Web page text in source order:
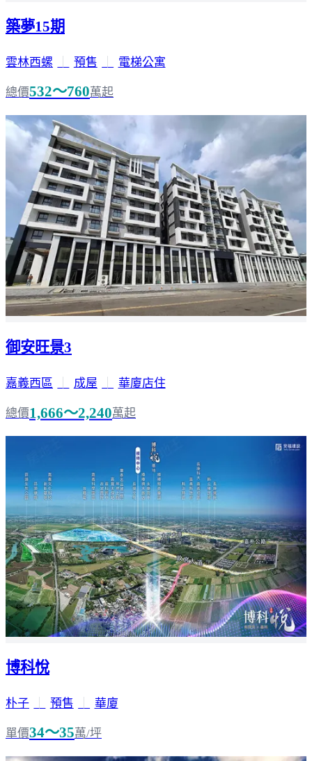
築夢15期
雲林西螺 預售 電梯公寓
總價532～760萬起
御安旺景3
嘉義西區 成屋 華廈店住
總價1,666～2,240萬起
博科悅
朴子 預售 華廈
單價34～35萬/坪